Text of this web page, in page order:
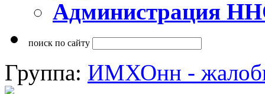
Администрация
поиск по сайту
Группа: ИМХОнн -